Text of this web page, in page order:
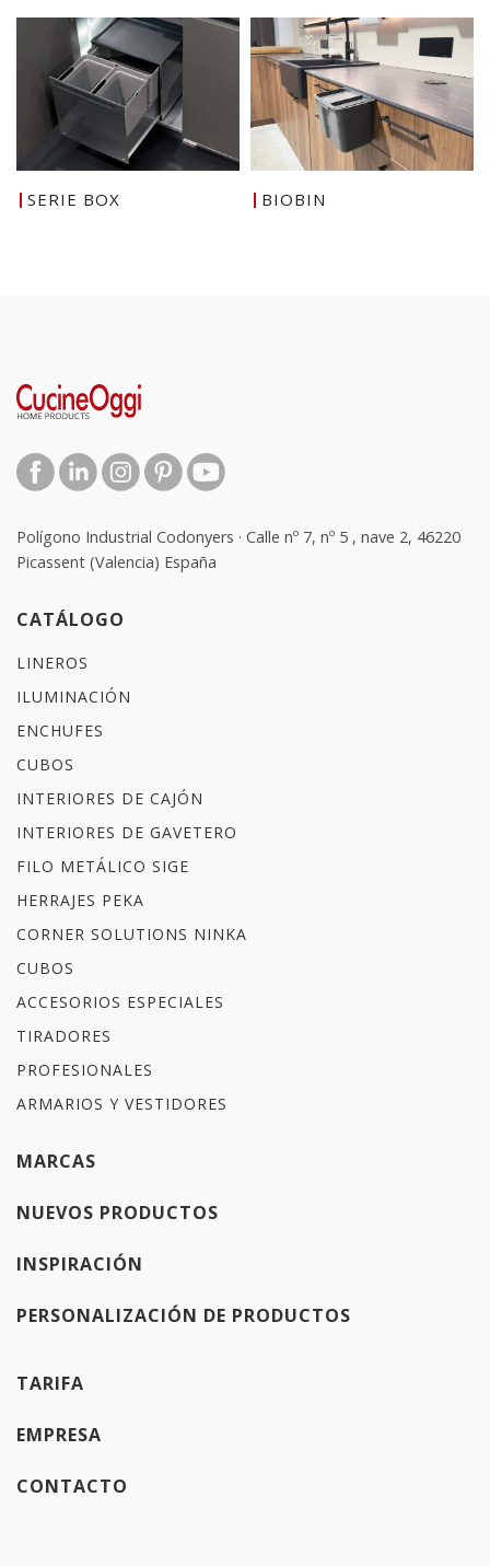
SERIE BOX BIOBIN
Polígono Industrial Codonyers · Calle nº 7, nº 5 , nave 2, 46220
Picassent (Valencia) España
CATÁLOGO
LINEROS
ILUMINACIÓN
ENCHUFES
CUBOS
INTERIORES DE CAJÓN
INTERIORES DE GAVETERO
FILO METÁLICO SIGE
HERRAJES PEKA
CORNER SOLUTIONS NINKA
CUBOS
ACCESORIOS ESPECIALES
TIRADORES
PROFESIONALES
ARMARIOS Y VESTIDORES
MARCAS
NUEVOS PRODUCTOS
INSPIRACIÓN
PERSONALIZACIÓN DE PRODUCTOS
TARIFA
EMPRESA
CONTACTO